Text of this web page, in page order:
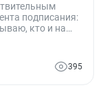
подписания:
кто и на
395